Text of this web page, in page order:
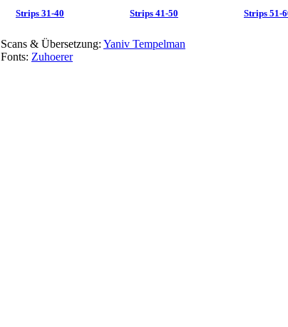
Strips 31-40 Strips 41-50 Strips 51-
Scans & Übersetzung: Yaniv Tempelman
Fonts: Zuhoerer